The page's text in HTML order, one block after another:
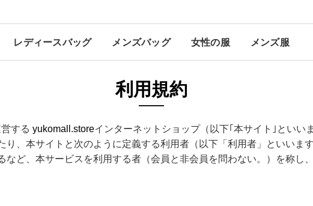
レディースバッグ メンズバッグ 女性の服 メンズ服
利用規約
する yukomall.storeインターネットショップ（以下｢本サイト｣とい
、本サイトと次のように定義する利用者（以下「利用者」といいま
ど、本サービスを利用する者（会員と非会員を問わない。）を称し